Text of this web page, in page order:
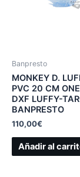
Banpresto
MONKEY D.
PVC 20 CM
DXF LUFFY-
BANPRESTO
110,00€
Añadir al